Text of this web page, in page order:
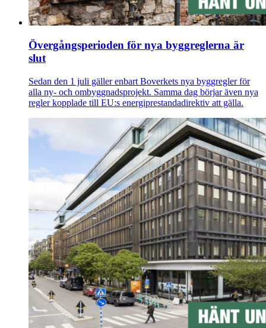
Övergångsperioden för nya byggreglerna är
slut
Sedan den 1 juli gäller enbart Boverkets nya byggregler för
alla ny- och ombyggnadsprojekt. Samma dag börjar även nya
regler kopplade till EU:s energiprestandadirektiv att gälla.